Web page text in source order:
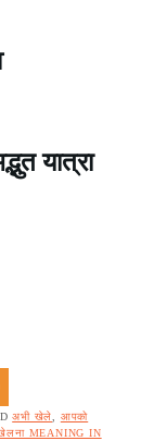
यात्रा
अभी खेले
आपको
MEANING IN